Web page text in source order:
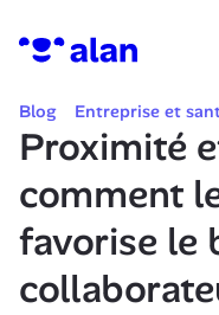
Blog Entreprise et
Proximité
comment
favorise le